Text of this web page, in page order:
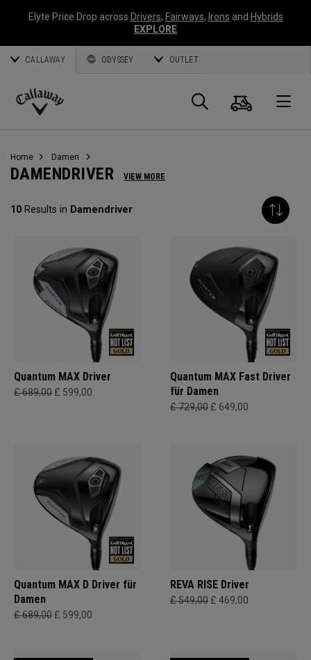
Elyte Price Drop across Drivers, Fairways, Irons and Hybrids
EXPLORE
CALLAWAY ODYSSEY OUTLET
Callaway
Suche
Home Damen
DAMENDRIVER VIEW MORE
10 Results in Damendriver
Quantum MAX Driver
£ 689,00 £ 599,00
Quantum MAX Fast Driver
für Damen
£ 729,00 £ 649,00
Quantum MAX D Driver für
Damen
£ 689,00 £ 599,00
REVA RISE Driver
£ 549,00 £ 469,00